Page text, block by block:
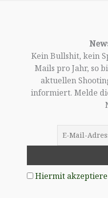
Kein Bullshit, kein
Mails pro Jahr, so
aktuellen
informiert. Melde
Hiermit